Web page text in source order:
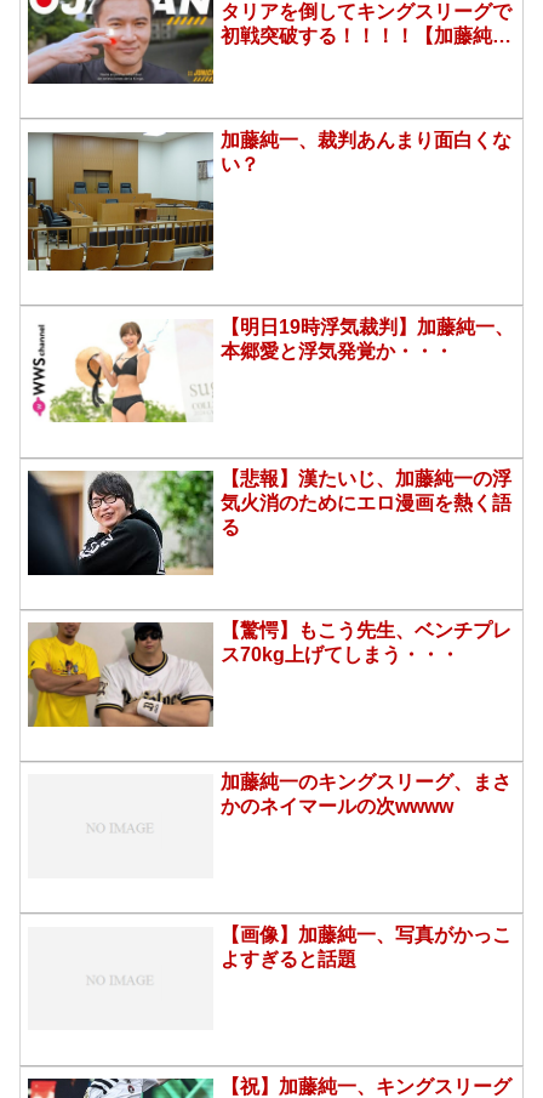
タリアを倒してキングスリーグで
初戦突破する！！！！【加藤純一
加藤純一、裁判あんまり面白くな
い？
【明日19時浮気裁判】加藤純一、
本郷愛と浮気発覚か・・・
【悲報】漢たいじ、加藤純一の浮
気火消のためにエロ漫画を熱く語
る
【驚愕】もこう先生、ベンチプレ
ス70kg上げてしまう・・・
加藤純一のキングスリーグ、まさ
かのネイマールの次wwww
【画像】加藤純一、写真がかっこ
よすぎると話題
【祝】加藤純一、キングスリーグ